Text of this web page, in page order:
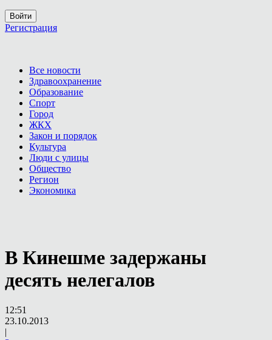
Войти
Регистрация
Все новости
Здравоохранение
Образование
Спорт
Город
ЖКХ
Закон и порядок
Культура
Люди с улицы
Общество
Регион
Экономика
В Кинешме задержаны
десять нелегалов
12:51
23.10.2013
|